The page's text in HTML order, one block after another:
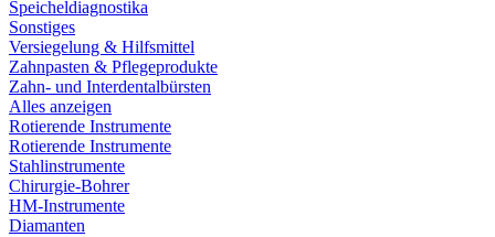
Speicheldiagnostika
Sonstiges
Versiegelung & Hilfsmittel
Zahnpasten & Pflegeprodukte
Zahn- und Interdentalbürsten
Alles anzeigen
Rotierende Instrumente
Rotierende Instrumente
Stahlinstrumente
Chirurgie-Bohrer
HM-Instrumente
Diamanten